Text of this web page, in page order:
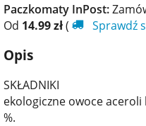
Paczkomaty InPost:
Od 14.99zł( Sprawdź
Opis
SKŁADNIKI
ekologiczne owoce
%.